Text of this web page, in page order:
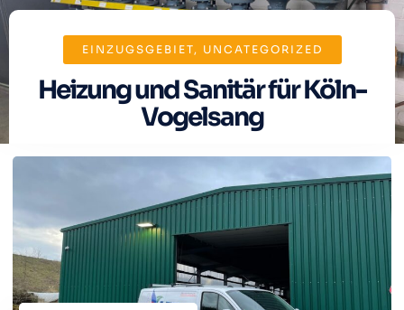
EINZUGSGEBIET, UNCATEGORIZED
Heizung und Sanitär für Köln-
Vogelsang